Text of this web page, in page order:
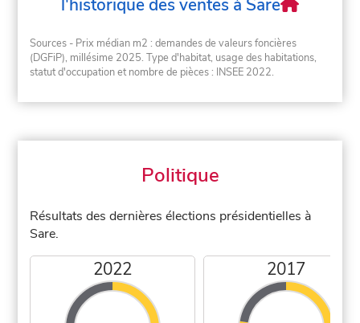
l'historique des ventes à Sare
Sources - Prix médian m2 : demandes de valeurs foncières
(DGFiP), millésime 2025. Type d'habitat, usage des habitations,
statut d'occupation et nombre de pièces : INSEE 2022.
Politique
Résultats des dernières élections présidentielles à
Sare.
2022 2017